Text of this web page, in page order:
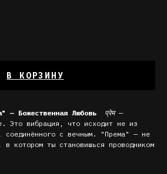
В КОРЗИНУ
— Божественная Любовь प्रेम—
Это вибрация, что исходит не из
соединённого с вечным. "Према" — не
котором ты становишься проводником